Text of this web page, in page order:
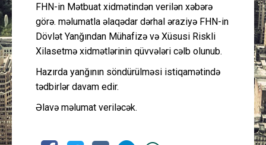
Əlaqə
FHN-in Mətbuat xidmətindən verilən xəbərə
görə. məlumatla əlaqədar dərhal əraziyə FHN-in
Dövlət Yanğından Mühafizə və Xüsusi Riskli
Xilasetmə xidmətlərinin qüvvələri cəlb olunub.
Hazırda yanğının söndürülməsi istiqamətində
tədbirlər davam edir.
Əlavə məlumat veriləcək.